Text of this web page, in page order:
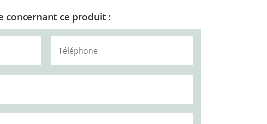
concernant ce produit :